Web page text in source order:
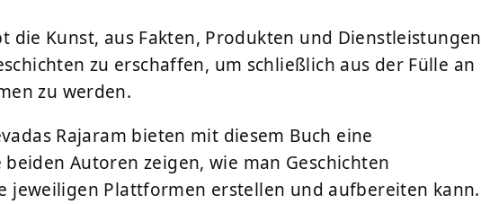
die Kunst, aus Fakten, Produkten und Dienstleistungen
zu erschaffen, um schließlich aus der Fülle an
zu werden.
Rajaram bieten mit diesem Buch eine
beiden Autoren zeigen, wie man Geschichten
jeweiligen Plattformen erstellen und aufbereiten kann.